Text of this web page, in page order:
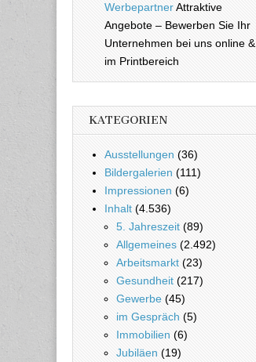
WerbepartnerAttraktive
Angebote – Bewerben Sie Ihr
Unternehmen bei uns online &
im Printbereich
KATEGORIEN
Ausstellungen (36)
Bildergalerien (111)
Impressionen (6)
Inhalt (4.536)
5. Jahreszeit (89)
Allgemeines (2.492)
Arbeitsmarkt (23)
Gesundheit (217)
Gewerbe (45)
im Gespräch (5)
Immobilien (6)
Jubiläen (19)